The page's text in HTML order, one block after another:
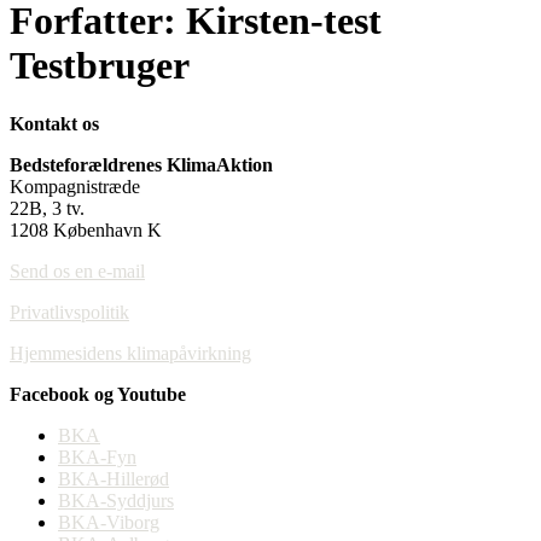
Forfatter: Kirsten-test
Testbruger
Kontakt os
Bedsteforældrenes KlimaAktion
Kompagnistræde
22B, 3 tv.
1208 København K
Send os en e-mail
Privatlivspolitik
Hjemmesidens klimapåvirkning
Facebook og Youtube
BKA
BKA-Fyn
BKA-Hillerød
BKA-Syddjurs
BKA-Viborg